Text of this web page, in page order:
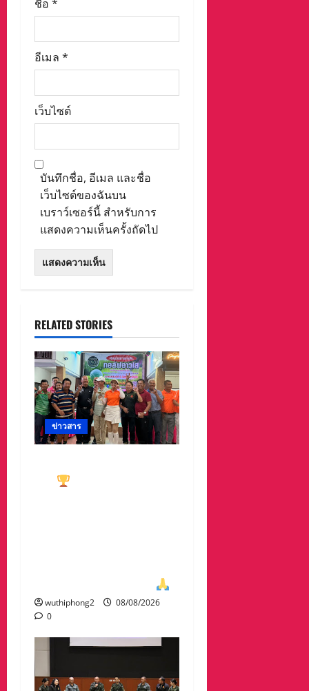
ชื่อ *
อีเมล *
เว็บไซต์
บันทึกชื่อ, อีเมล และชื่อ
เว็บไซต์ของฉันบน
เบราว์เซอร์นี้ สำหรับการ
แสดงความเห็นครั้งถัดไป
RELATED STORIES
ข่าวสาร
wuthiphong2
08/08/2026
0